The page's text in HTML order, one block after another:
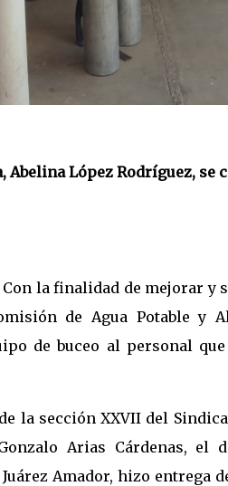
Abelina López Rodríguez, se
Con la finalidad de mejorar
de Agua Potable y
de buceo al personal
la sección XXVII del
Gonzalo Arias Cárdenas,
Amador, hizo entrega